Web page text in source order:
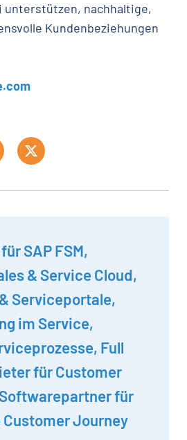
unterstützen, nachhaltige,
Kundenbeziehungen
SAP FSM,
& Service Cloud,
Serviceportale,
im Service,
Full
für Customer
für
Journey